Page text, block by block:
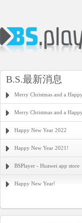
B.S.最新消息
Merry Christmas and a
Merry Christmas and a
Happy New Year 2022
Happy New Year 2021!
BSPlayer - Huawei app store
Happy New Year!